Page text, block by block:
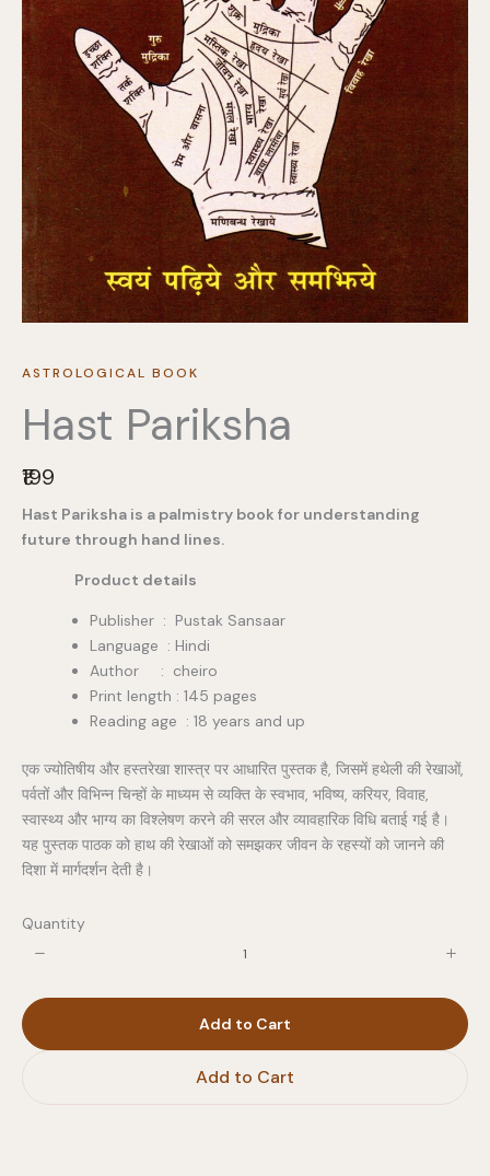
ASTROLOGICAL BOOK
Hast Pariksha
N
o
w
₹199
Hast Pariksha is a palmistry book for understanding
future through hand lines.
Product details
Publisher ‏ : ‎ Pustak Sansaar
Language : Hindi
Author : cheiro
Print length : 145 pages
Reading age : 18 years and up
एक ज्योतिषीय और हस्तरेखा शास्त्र पर आधारित पुस्तक है, जिसमें हथेली की रेखाओं,
पर्वतों और विभिन्न चिन्हों के माध्यम से व्यक्ति के स्वभाव, भविष्य, करियर, विवाह,
स्वास्थ्य और भाग्य का विश्लेषण करने की सरल और व्यावहारिक विधि बताई गई है।
यह पुस्तक पाठक को हाथ की रेखाओं को समझकर जीवन के रहस्यों को जानने की
दिशा में मार्गदर्शन देती है।
Quantity
Add to Cart
Add to Cart
Write a review
Your rating